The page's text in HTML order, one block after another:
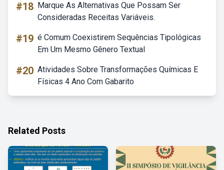
#18 Marque As Alternativas Que Possam Ser
Consideradas Receitas Variáveis.
#19 é Comum Coexistirem Sequências Tipológicas
Em Um Mesmo Gênero Textual
#20 Atividades Sobre Transformações Químicas E
Físicas 4 Ano Com Gabarito
Related Posts